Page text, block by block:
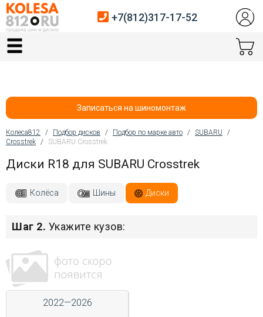
Главная
Автосервис
Покупателям
Контакты
Войти на сайт
+7(812)317-17-52
Записаться на шиномонтаж
Вы здесь
Колеса812 / Подбор дисков / Подбор по марке авто / SUBARU
/
Crosstrek / SUBARU Crosstrek
Диски R18 для SUBARU Crosstrek
Колёса Шины Диски
Шаг 2. Укажите кузов:
2022—2026